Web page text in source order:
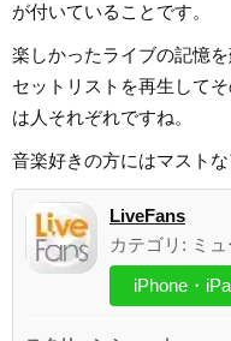
が付いていることです。
楽しかったライブの記憶
セットリストを再生して
は人それぞれですね。
音楽好きの方にはマストな
LiveFans
カテゴリ: ミ
iPhone・